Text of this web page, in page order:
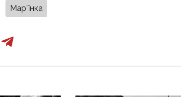
Мар'їнка